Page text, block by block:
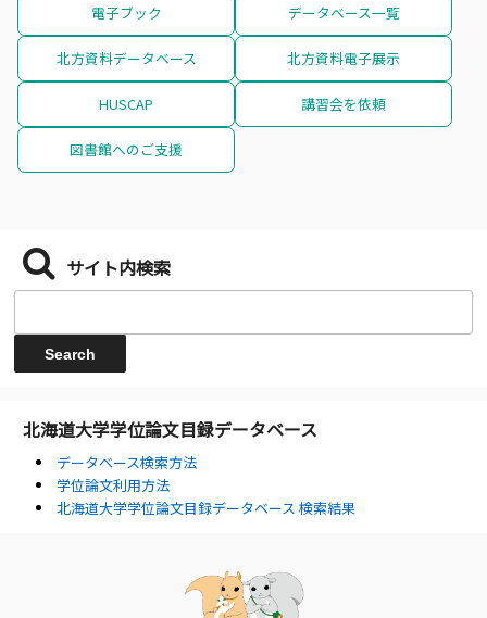
電子ブック データベース一覧
北方資料データベース 北方資料電子展示
HUSCAP 講習会を依頼
図書館へのご支援
サイト内検索
北海道大学学位論文目録データベース
データベース検索方法
学位論文利用方法
北海道大学学位論文目録データベース 検索結果